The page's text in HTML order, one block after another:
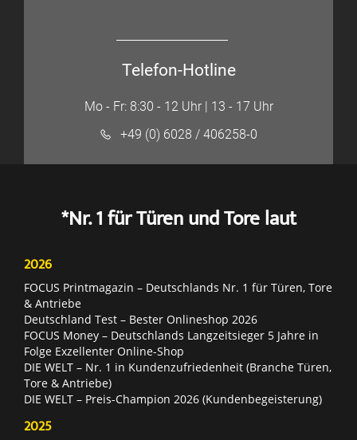
Telefon-Hotline
Mo - Fr: 8:30 - 12 Uhr | 13 - 17 Uhr
+49 (0) 6028 / 406258-0
*Nr. 1 für Türen und Tore laut
2026
FOCUS Printmagazin – Deutschlands Nr. 1 für Türen, Tore
& Antriebe
Deutschland Test – Bester Onlineshop 2026
FOCUS Money – Deutschlands Langzeitsieger 5 Jahre in
Folge Exzellenter Online-Shop
DIE WELT – Nr. 1 in Kundenzufriedenheit (Branche Türen,
Tore & Antriebe)
DIE WELT – Preis-Champion 2026 (Kundenbegeisterung)
2025